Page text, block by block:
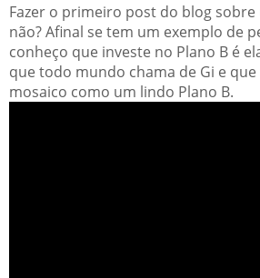
Fazer o primeiro post do blog sobre
não? Afinal se tem um exemplo de
conheço que investe no Plano B é
que todo mundo chama de Gi e
mosaico como um lindo Plano B.